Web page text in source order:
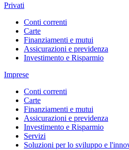
Privati
Conti correnti
Carte
Finanziamenti e mutui
Assicurazioni e previdenza
Investimento e Risparmio
Imprese
Conti correnti
Carte
Finanziamenti e mutui
Assicurazioni e previdenza
Investimento e Risparmio
Servizi
Soluzioni per lo sviluppo e